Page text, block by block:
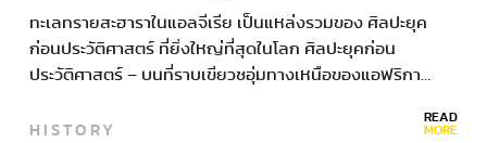
ทะเลทรายสะฮาราในแอลจีเรีย เป็นแหล่งรวมของ ศิลปะยุค
ก่อนประวัติศาสตร์ ที่ยิ่งใหญ่ที่สุดในโลก ศิลปะยุคก่อน
ประวัติศาสตร์ – บนที่ราบเขียวชอุ่มทางเหนือของแอฟริกา…
HISTORY READ
MORE